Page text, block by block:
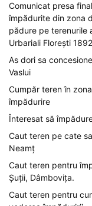
Comunicat presa
împădurite din zona
pădure pe terenurile
Urbariali Florești
As dori sa
Vaslui
Cumpăr teren în
împădurire
Înteresat să
Caut teren pe cate
Neamț
Caut teren pentru
Șuții, Dâmbovița.
Caut teren pentru